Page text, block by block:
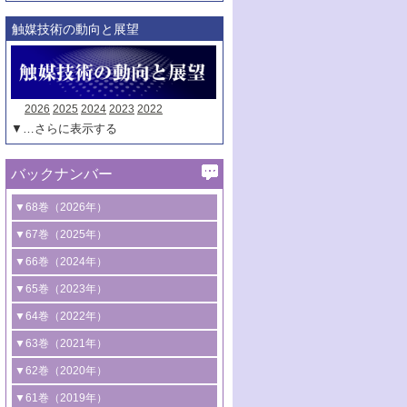
触媒技術の動向と展望
2026 2025 2024 2023 2022
▼…さらに表示する
バックナンバー
▼68巻（2026年）
1号 過酸化水素合成に関する研究動向
2号 コンピューター技術により加速する
触媒開発
3号 有機分子変換やCO 資源化のための
光触媒に関する最近の研究
B号 第137回触媒討論会（2026年）
▼67巻（2025年）
1号 CO
水素化によるグリーン燃料/グリ
ーンケミカル製造
2号 水素製造のための水分解技術に関す
る最近の研究
3号 オレフィン系樹脂の精密合成に関す
る最新技術
4号 アルコール類の効率的変換を実現す
▼66巻（2024年）
1号 低次元ナノ構造を有する触媒材料
2号 規制反応場を活用した固体触媒研究
の新展開
3号 未踏分子変換を目指した酸化触媒プ
ロセスの最前線
4号 シンクロトロン放射光および中性子
▼65巻（2023年）
1号 炭素が関わる触媒機能
2号 プラスチックケミカルリサイクルの
ための触媒技術
3号 非酸化物系金属化合物を基盤とした
▼64巻（2022年）
1号 合成ガス製造とCOを用いるケミカル
ズ合成の最新動向
2号 化学品合成のための合金触媒開発
▼63巻（2021年）
1号 金触媒の新展開
2号 ペロブスカイト
▼62巻（2020年）
1号 触媒設計を拓く欠陥構造のキャラク
▼61巻（2019年）